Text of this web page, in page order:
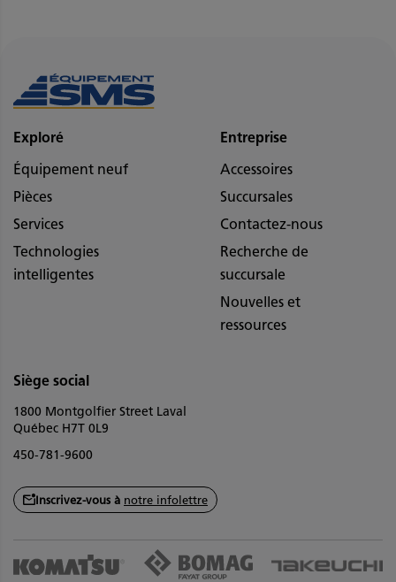
Exploré
Équipement neuf
Pièces
Services
Technologies
intelligentes
Entreprise
Accessoires
Succursales
Contactez-nous
Recherche de
succursale
Nouvelles et
ressources
Siège social
1800 Montgolfier Street Laval
Québec H7T 0L9
450-781-9600
Inscrivez-vous à notre infolettre